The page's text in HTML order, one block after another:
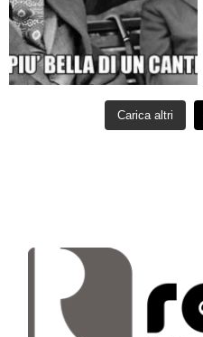
Carica altri